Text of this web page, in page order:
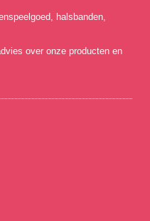
halsbanden,
over onze producten en